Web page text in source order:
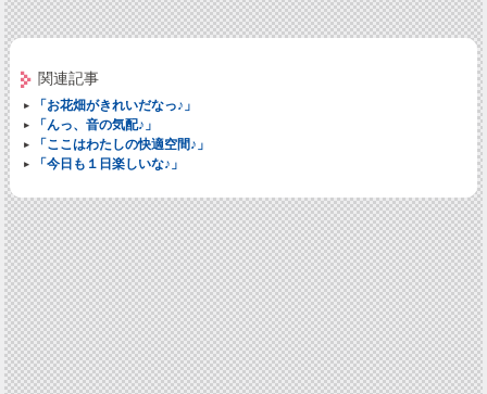
関連記事
「お花畑がきれいだなっ♪」
「んっ、音の気配♪」
「ここはわたしの快適空間♪」
「今日も１日楽しいな♪」